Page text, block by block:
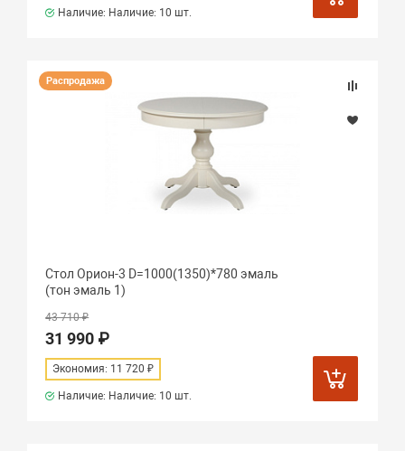
Наличие: Наличие: 10 шт.
Распродажа
Стол Орион-3 D=1000(1350)*780 эмаль
(тон эмаль 1)
43 710 ₽
31 990 ₽
Экономия: 11 720 ₽
Наличие: Наличие: 10 шт.